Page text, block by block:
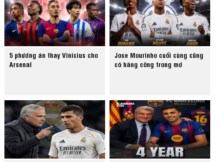
5 phương án thay Vinicius cho
Arsenal
Jose Mourinho cuối cùng cũng
có hàng công trong mơ